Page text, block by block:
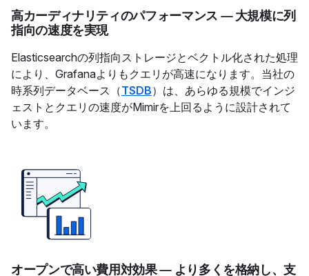
高カーディナリティのパフォーマンス — 大規模に列
指向の速度を実現
Elasticsearchの列指向ストレージとベクトル化された処理
により、Grafanaよりもクエリが高速になります。当社の
時系列データベース（TSDB）は、あらゆる規模でインジ
ェストとクエリの速度がMimirを上回るように設計されて
います。
オープンで高い費用対効果 — より多くを格納し、支